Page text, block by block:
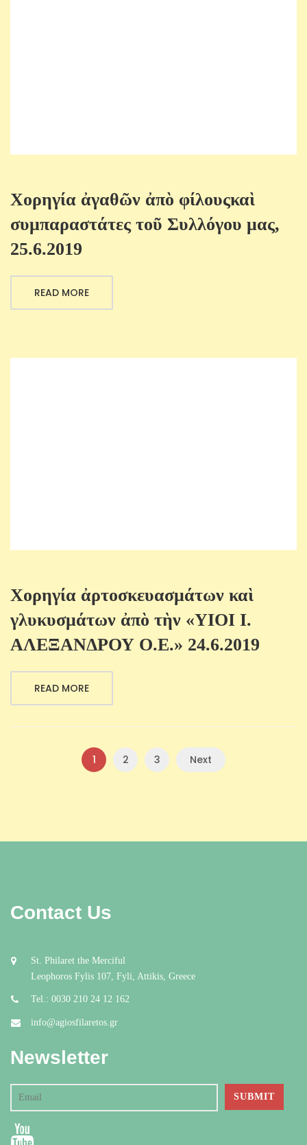
Χορηγία ἀγαθῶν ἀπὸ φίλουςκαὶ
συμπαραστάτες τοῦ Συλλόγου μας,
25.6.2019
READ MORE
Χορηγία ἀρτοσκευασμάτων καὶ
γλυκυσμάτων ἀπὸ τὴν «ΥΙΟΙ Ι.
ΑΛΕΞΑΝΔΡΟΥ Ο.Ε.» 24.6.2019
READ MORE
1 2 3 Next
Contact Us
St. Philaret the Merciful
Leophoros Fylis 107, Fyli, Attikis, Greece
Tel.: 0030 210 24 12 162
info@agiosfilaretos.gr
Newsletter